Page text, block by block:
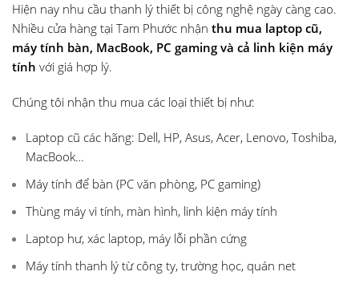
Hiện nay nhu cầu thanh lý thiết bị công nghệ ngày càng cao.
Nhiều cửa hàng tại Tam Phước nhận thu mua laptop cũ,
máy tính bàn, MacBook, PC gaming và cả linh kiện máy
tính với giá hợp lý.
Chúng tôi nhận thu mua các loại thiết bị như:
Laptop cũ các hãng: Dell, HP, Asus, Acer, Lenovo, Toshiba,
MacBook…
Máy tính để bàn (PC văn phòng, PC gaming)
Thùng máy vi tính, màn hình, linh kiện máy tính
Laptop hư, xác laptop, máy lỗi phần cứng
Máy tính thanh lý từ công ty, trường học, quán net